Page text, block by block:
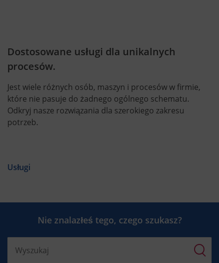
Dostosowane usługi dla unikalnych
procesów.
Jest wiele różnych osób, maszyn i procesów w firmie,
które nie pasuje do żadnego ogólnego schematu.
Odkryj nasze rozwiązania dla szerokiego zakresu
potrzeb.
Usługi
Nie znalazłeś tego, czego szukasz?